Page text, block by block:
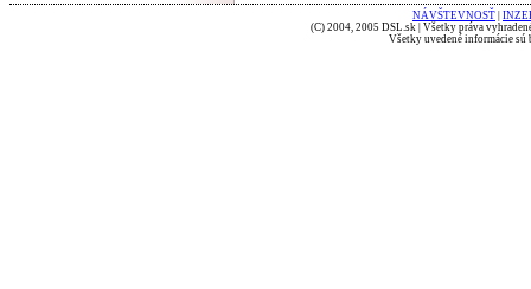
NÁVŠTEVNOSŤ
(C) 2004, 2005 DSL.sk | Všetky práva
Všetky uvedené informácie sú